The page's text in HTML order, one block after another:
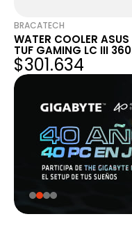
BRACATECH
WATER COOLER ASUS
TUF GAMING LC III 360
ARGB LCD W
$301.634